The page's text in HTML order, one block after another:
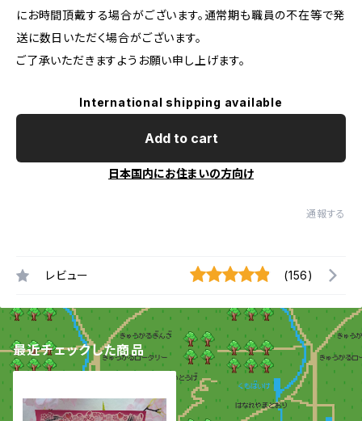
にお時間頂戴する場合がございます。通常期も職員の不在等で発
送に数日いただく場合がございます。
ご了承いただきますようお願い申し上げます。
International shipping available
Add to cart
日本国内にお住まいの方向け
通報する
レビュー (156)
最近チェックした商品